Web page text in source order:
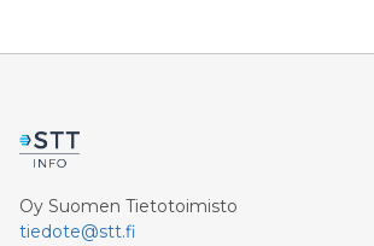
Oy Suomen Tietotoimisto
tiedote@stt.fi